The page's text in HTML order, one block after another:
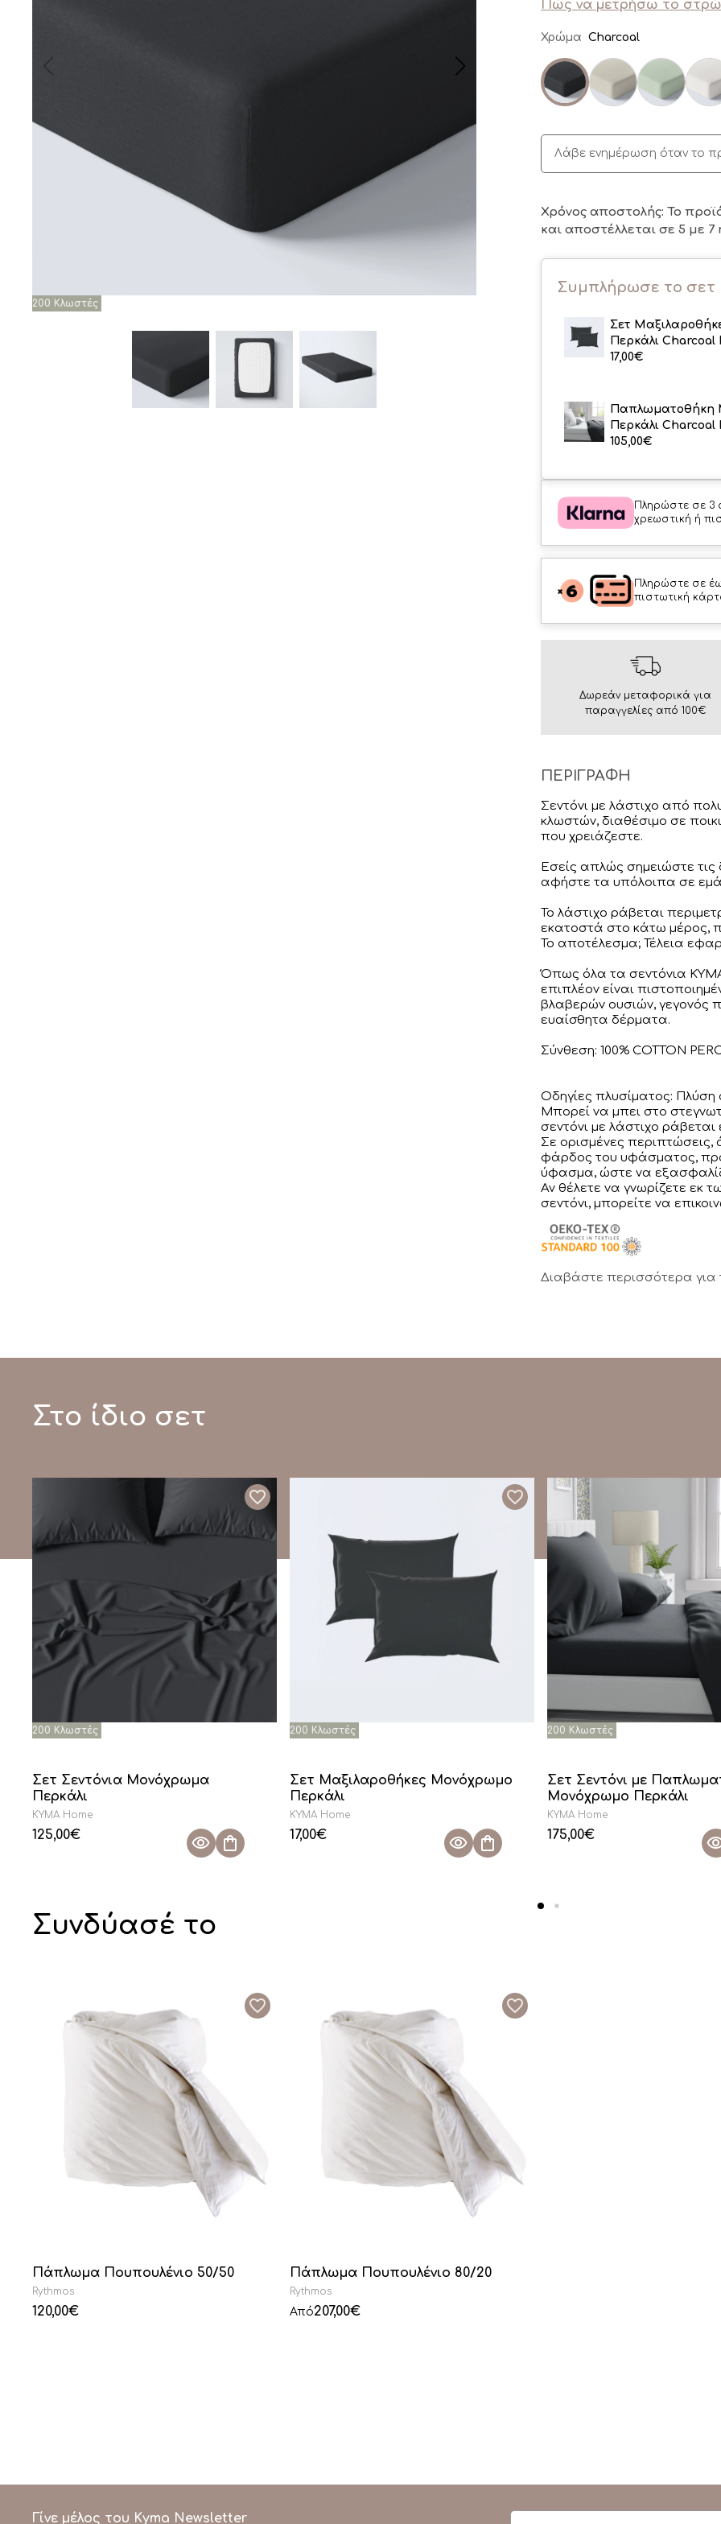
Πώς να μετρήσω το
Χρώμα Charcoal
Λάβε ενημέρωση όταν το
Χρόνος αποστολής: Το
και αποστέλλεται σε 5 με 7
Συμπλήρωσε το σετ
Σετ
Περκάλι Charcoal
17,00€
Παπλωματοθήκη
Περκάλι Charcoal
105,00€
Πληρώστε σε 3
χρεωστική ή
Πληρώστε σε
πιστωτική
Δωρεάν μεταφορικά για
παραγγελίες από 100€
ΠΕΡΙΓΡΑΦΗ
Σεντόνι με λάστιχο από
κλωστών, διαθέσιμο σε
που χρειάζεστε.
Εσείς απλώς σημειώστε
αφήστε τα υπόλοιπα σε
Το λάστιχο ράβεται
εκατοστά στο κάτω μέρος,
Το αποτέλεσμα; Τέλεια
Όπως όλα τα σεντόνια
επιπλέον είναι
βλαβερών ουσιών, γεγονός
ευαίσθητα δέρματα.
Σύνθεση: 100% COTTON
Οδηγίες πλυσίματος: Πλύση
Μπορεί να μπει στο
σεντόνι με λάστιχο ράβεται
Σε ορισμένες
φάρδος του υφάσματος,
ύφασμα, ώστε να
Αν θέλετε να γνωρίζετε εκ
σεντόνι, μπορείτε να
Διαβάστε περισσότερα για
Στο ίδιο σετ
Σετ Σεντόνια Μονόχρωμα
Περκάλι
KYMA Home
125,00€
Σετ Μαξιλαροθήκες Μονόχρωμο
Περκάλι
KYMA Home
17,00€
Σετ Σεντόνι με
Μονόχρωμο Περκάλι
KYMA Home
175,00€
Συνδύασέ το
Πάπλωμα Πουπουλένιο 50/50
Rythmos
120,00€
Πάπλωμα Πουπουλένιο 80/20
Rythmos
Από207,00€
Γίνε μέλος του Kyma Newsletter